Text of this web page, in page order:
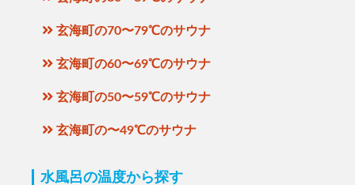
玄海町の70〜79℃のサウナ
玄海町の60〜69℃のサウナ
玄海町の50〜59℃のサウナ
玄海町の〜49℃のサウナ
水風呂の温度から探す